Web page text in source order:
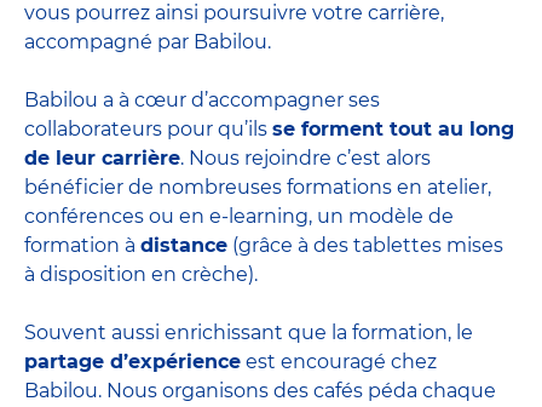
vous pourrez ainsi poursuivre votre carrière,
accompagné par Babilou.
Babilou a à cœur d’accompagner ses
collaborateurs pour qu’ils se forment tout au long
de leur carrière. Nous rejoindre c’est alors
bénéficier de nombreuses formations en atelier,
conférences ou en e-learning, un modèle de
formation à distance (grâce à des tablettes mises
à disposition en crèche).
Souvent aussi enrichissant que la formation, le
partage d’expérience est encouragé chez
Babilou. Nous organisons des cafés péda chaque